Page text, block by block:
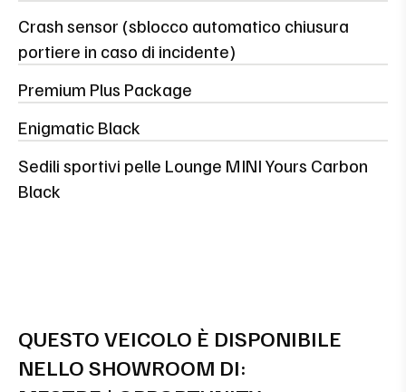
Crash sensor (sblocco automatico chiusura
portiere in caso di incidente)
Premium Plus Package
Enigmatic Black
Sedili sportivi pelle Lounge MINI Yours Carbon
Black
QUESTO VEICOLO È DISPONIBILE
NELLO SHOWROOM DI: